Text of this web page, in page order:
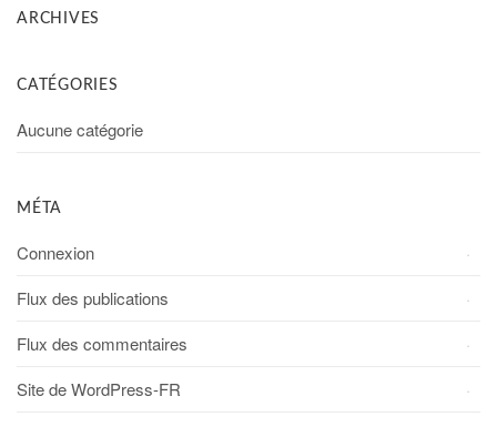
ARCHIVES
CATÉGORIES
Aucune catégorie
MÉTA
Connexion
Flux des publications
Flux des commentaires
Site de WordPress-FR